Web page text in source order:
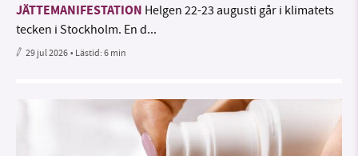
JÄTTEMANIFESTATION Helgen 22-23 augusti går i klimatets
tecken i Stockholm. En d...
29 jul 2026• Lästid:6 min